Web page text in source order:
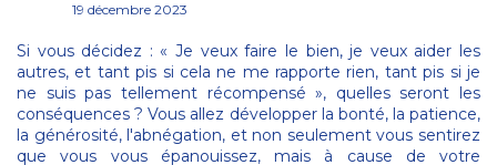
19 décembre 2023
Si vous décidez : « Je veux faire le bien, je veux aider les
autres, et tant pis si cela ne me rapporte rien, tant pis si je
ne suis pas tellement récompensé », quelles seront les
conséquences ? Vous allez développer la bonté, la patience,
la générosité, l'abnégation, et non seulement vous sentirez
que vous vous épanouissez, mais à cause de votre